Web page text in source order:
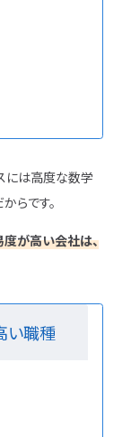
には高度な数学
らです。
が高い会社は、
い職種